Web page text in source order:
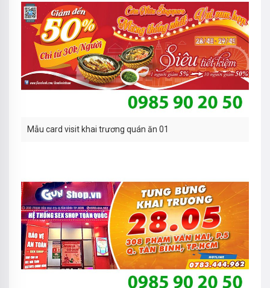
Mẫu card visit khai trương quán ăn 01